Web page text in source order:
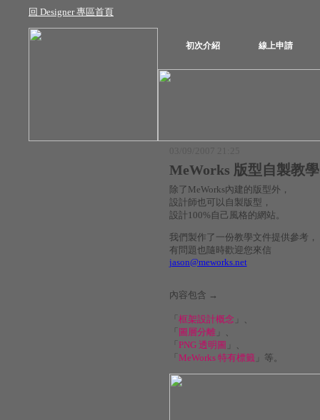
回 Designer 專區首頁
初次介紹 線上申請
MeWorks 版型自製教學
除了MeWorks內建的版型外，
設計師也可以自製版型，
設計100%自己風格的網站。
我們製作了一份教學文件提供參考，
有問題也隨時歡迎您來信
jason@meworks.net
內容包含 →
框架設計概念 」、
圖層分離」、
PNG 透明圖 」、
MeWorks 特有標籤」等。